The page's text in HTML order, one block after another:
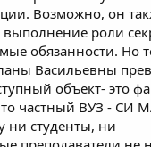
Возможно, он
роли
обязанности. Но
Васильевны
объект- это
частный ВУЗ - СИ
ни студенты, ни